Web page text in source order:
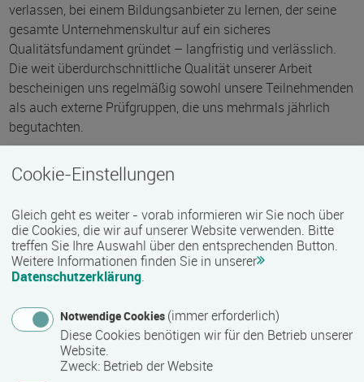
verlassen, bei einem Bildungsanbieter zu lernen, der seine
gesamte Unternehmenskultur auf ein sicheres
Qualitätsfundament gründet – langfristig und verlässlich.
Die weit überdurchschnittliche Qualität unserer Arbeit
bescheinigen uns regelmäßig sowohl unsere Teilnehmenden
als auch externe Prüfgruppen, die uns mehrmals jährlich
begutachten.
begrüßen! Vereinbaren Sie gleich einen unverbindlichen
Cookie-Einstellungen
Gleich geht es weiter - vorab informieren wir Sie noch über
die Cookies, die wir auf unserer Website verwenden. Bitte
treffen Sie Ihre Auswahl über den entsprechenden Button.
Weitere Informationen finden Sie in unserer
Datenschutzerklärung.
Notwendige Cookies (immer erforderlich)
Diese Cookies benötigen wir für den Betrieb unserer
Website.
Zweck: Betrieb der Website